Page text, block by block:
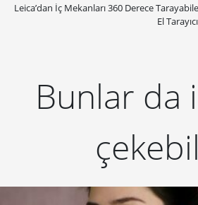
Leica’dan İç Mekanları 360 Derece
El
Bunlar da